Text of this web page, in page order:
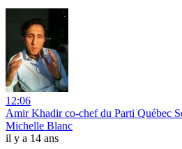
12:06
Amir Khadir co-chef du Parti Québec
Michelle Blanc
il y a 14 ans